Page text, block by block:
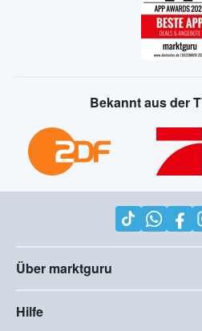
Bekannt aus der
Über marktguru
Hilfe